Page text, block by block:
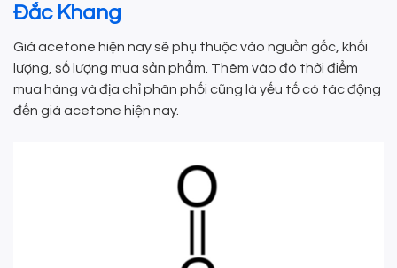
Đắc Khang
Giá acetone hiện nay sẽ phụ thuộc vào nguồn gốc, khối
lượng, số lượng mua sản phẩm. Thêm vào đó thời điểm
mua hàng và địa chỉ phân phối cũng là yếu tố có tác động
đến giá acetone hiện nay.